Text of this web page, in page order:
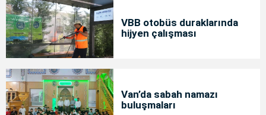
VBB otobüs duraklarında
hijyen çalışması
Van’da sabah namazı
buluşmaları